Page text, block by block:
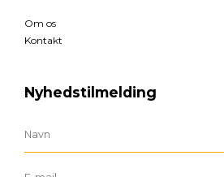
Om os
Kontakt
Nyhedstilmelding